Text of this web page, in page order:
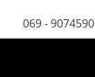
069 - 9074590